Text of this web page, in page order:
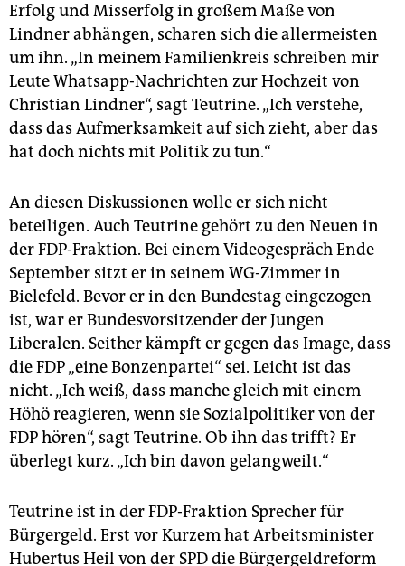
Erfolg und Misserfolg in großem Maße von
Lindner abhängen, scharen sich die allermeisten
um ihn. „In meinem Familienkreis schreiben mir
Leute Whatsapp-Nachrichten zur Hochzeit von
Christian Lindner“, sagt Teutrine. „Ich verstehe,
dass das Aufmerksamkeit auf sich zieht, aber das
hat doch nichts mit Politik zu tun.“
An diesen Diskussionen wolle er sich nicht
beteiligen. Auch Teutrine gehört zu den Neuen in
der FDP-Fraktion. Bei einem Videogespräch Ende
September sitzt er in seinem WG-Zimmer in
Bielefeld. Bevor er in den Bundestag eingezogen
ist, war er Bundesvorsitzender der Jungen
Liberalen. Seither kämpft er gegen das Image, dass
die FDP „eine Bonzenpartei“ sei. Leicht ist das
nicht. „Ich weiß, dass manche gleich mit einem
Höhö reagieren, wenn sie Sozialpolitiker von der
FDP hören“, sagt Teutrine. Ob ihn das trifft? Er
überlegt kurz. „Ich bin davon gelangweilt.“
Teutrine ist in der FDP-Fraktion Sprecher für
Bürgergeld. Erst vor Kurzem hat Arbeitsminister
Hubertus Heil von der SPD die Bürgergeldreform